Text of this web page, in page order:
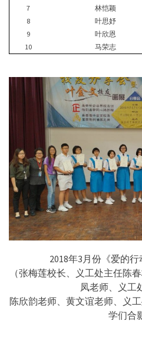
7
林恺颖
8
叶思妤
9
叶欣恩
10
马荣志
2018年3月份《爱的
（张梅莲校长、义工处主任陈
凤老师、义工
陈欣韵老师、黄文谊老师、义
学们合